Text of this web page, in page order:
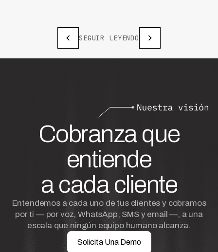
SEGUIR LEYENDO
Cobranza que
entiende
a cada cliente
Entendemos a cada uno de tus clientes y cobramos
por ti — por voz, WhatsApp, SMS y email —, a una
escala que ningún equipo humano alcanza.
Solicita Una Demo